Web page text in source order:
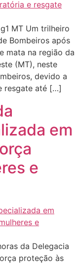
MT Um trilheiro
Bombeiros após
mata na região da
(MT), neste
devido a
resgate até […]
em
e
da Delegacia
proteção às